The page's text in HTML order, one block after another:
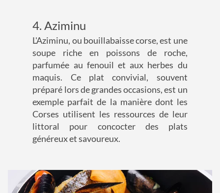
4. Aziminu
L'Aziminu, ou bouillabaisse corse, est une
soupe riche en poissons de roche,
parfumée au fenouil et aux herbes du
maquis. Ce plat convivial, souvent
préparé lors de grandes occasions, est un
exemple parfait de la manière dont les
Corses utilisent les ressources de leur
littoral pour concocter des plats
généreux et savoureux.